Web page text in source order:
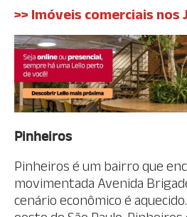
>> Imóveis comerciais nos
Pinheiros
Pinheiros é um bairro que
movimentada Avenida
cenário econômico é